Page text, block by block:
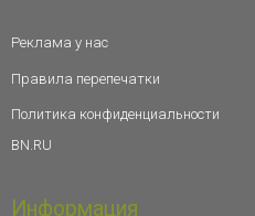
Реклама у нас
Правила перепечатки
Политика конфиденциальности
BN.RU
Информация